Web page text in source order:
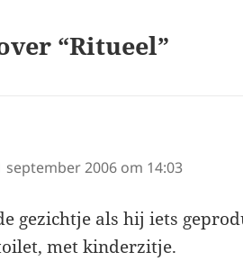
“Ritueel”
2006 om 14:03
gezichtje als hij iets
met kinderzitje.